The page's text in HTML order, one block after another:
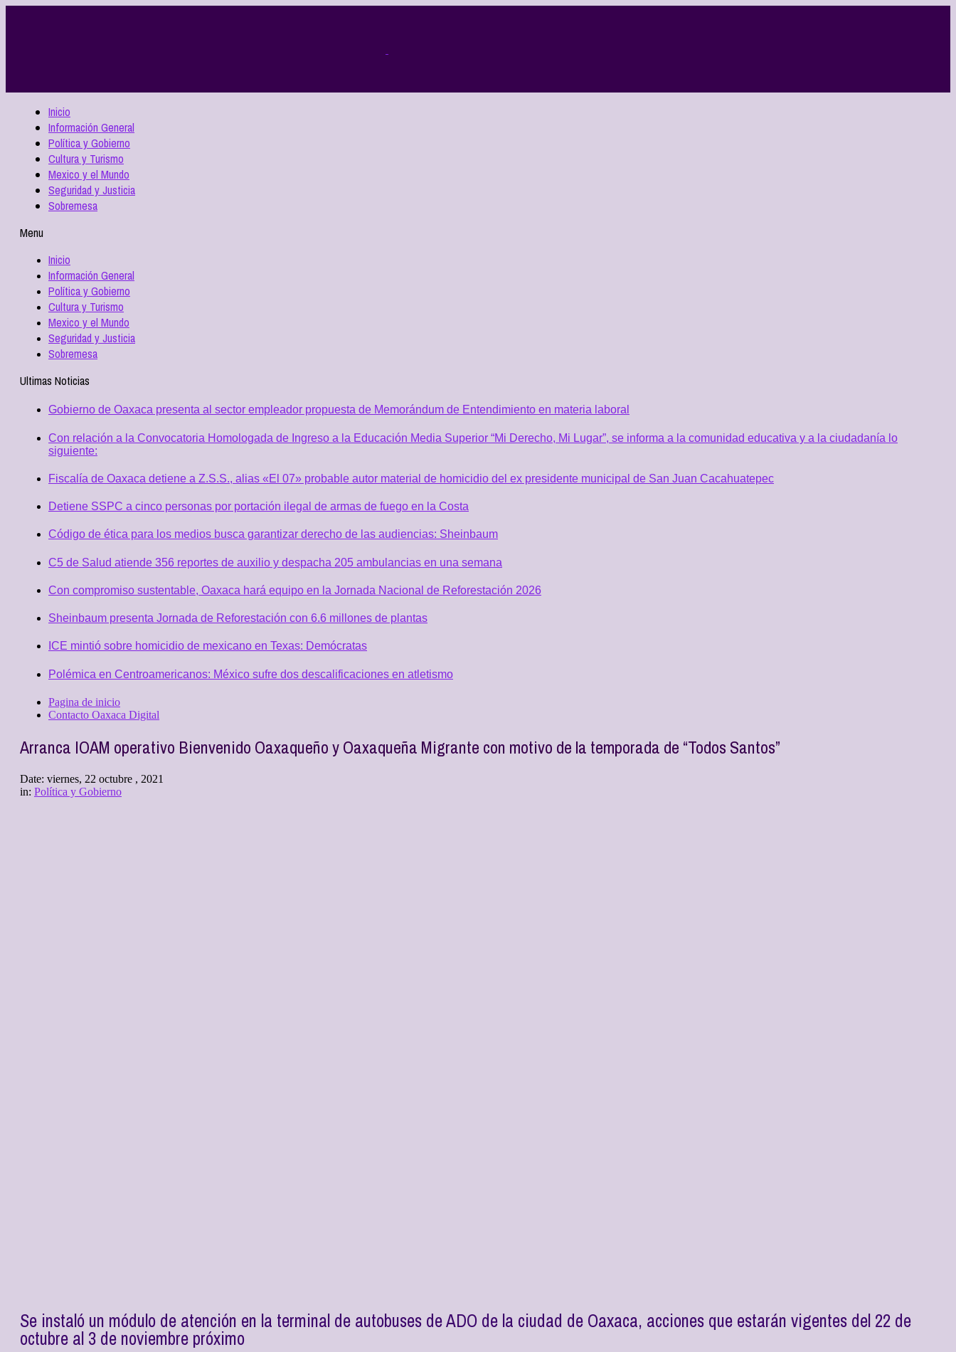
Inicio
Información General
Política y Gobierno
Cultura y Turismo
Mexico y el Mundo
Seguridad y Justicia
Sobremesa
Menu
Inicio
Información General
Política y Gobierno
Cultura y Turismo
Mexico y el Mundo
Seguridad y Justicia
Sobremesa
Ultimas Noticias
Gobierno de Oaxaca presenta al sector empleador propuesta de Memorándum de Entendimiento en materia laboral
Con relación a la Convocatoria Homologada de Ingreso a la Educación Media Superior “Mi Derecho, Mi Lugar”, se informa a la comunidad educativa y a la ciudadanía lo
siguiente:
Fiscalía de Oaxaca detiene a Z.S.S., alias «El 07» probable autor material de homicidio del ex presidente municipal de San Juan Cacahuatepec
Detiene SSPC a cinco personas por portación ilegal de armas de fuego en la Costa
Código de ética para los medios busca garantizar derecho de las audiencias: Sheinbaum
C5 de Salud atiende 356 reportes de auxilio y despacha 205 ambulancias en una semana
Con compromiso sustentable, Oaxaca hará equipo en la Jornada Nacional de Reforestación 2026
Sheinbaum presenta Jornada de Reforestación con 6.6 millones de plantas
ICE mintió sobre homicidio de mexicano en Texas: Demócratas
Polémica en Centroamericanos: México sufre dos descalificaciones en atletismo
Pagina de inicio
Contacto Oaxaca Digital
Arranca IOAM operativo Bienvenido Oaxaqueño y Oaxaqueña Migrante con motivo de la temporada de “Todos Santos”
Date: viernes, 22 octubre , 2021
in: Política y Gobierno
Se instaló un módulo de atención en la terminal de autobuses de ADO de la ciudad de Oaxaca, acciones que estarán vigentes del 22 de
octubre al 3 de noviembre próximo